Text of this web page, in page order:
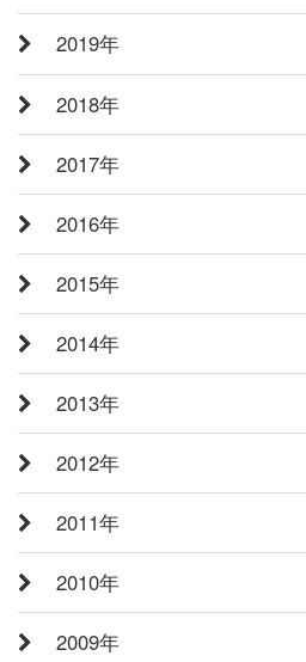
2019年
2018年
2017年
2016年
2015年
2014年
2013年
2012年
2011年
2010年
2009年